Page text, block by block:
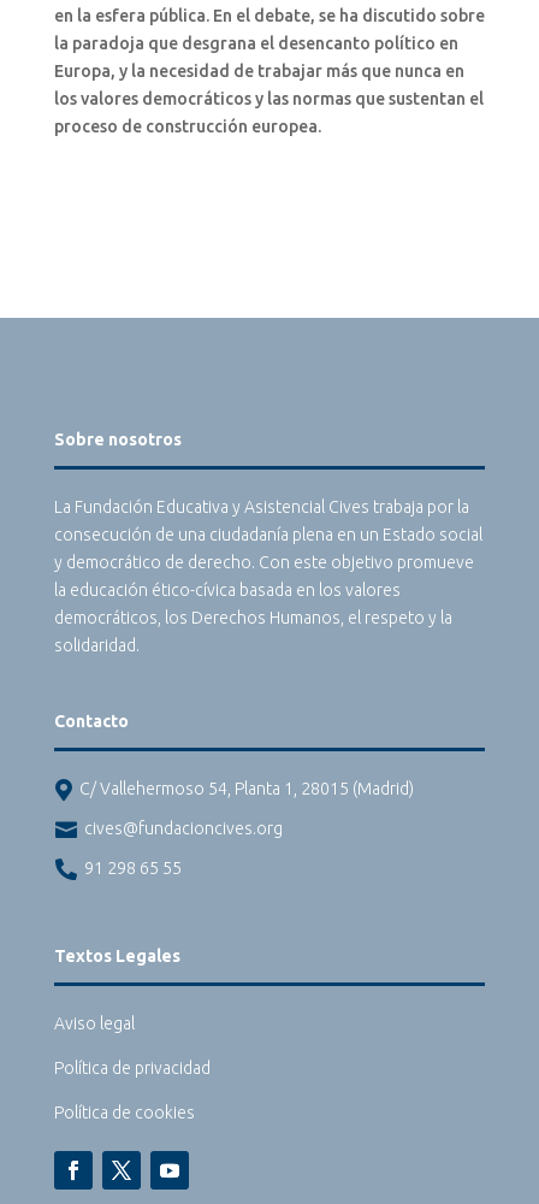
en la esfera pública. En el debate, se ha discutido sobre
la paradoja que desgrana el desencanto político en
Europa, y la necesidad de trabajar más que nunca en
los valores democráticos y las normas que sustentan el
proceso de construcción europea.
Sobre nosotros
La Fundación Educativa y Asistencial Cives trabaja por la
consecución de una ciudadanía plena en un Estado social
y democrático de derecho. Con este objetivo promueve
la educación ético-cívica basada en los valores
democráticos, los Derechos Humanos, el respeto y la
solidaridad.
Contacto
 C/ Vallehermoso 54, Planta 1, 28015 (Madrid)
 cives@fundacioncives.org
 91 298 65 55
Textos Legales
Aviso legal
Política de privacidad
Política de cookies